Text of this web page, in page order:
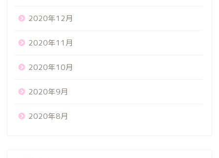
2020年12月
2020年11月
2020年10月
2020年9月
2020年8月